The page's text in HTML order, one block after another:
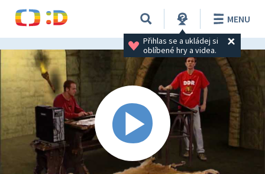
Přihlas se a ukládej si
oblíbené hry a videa.
MENU